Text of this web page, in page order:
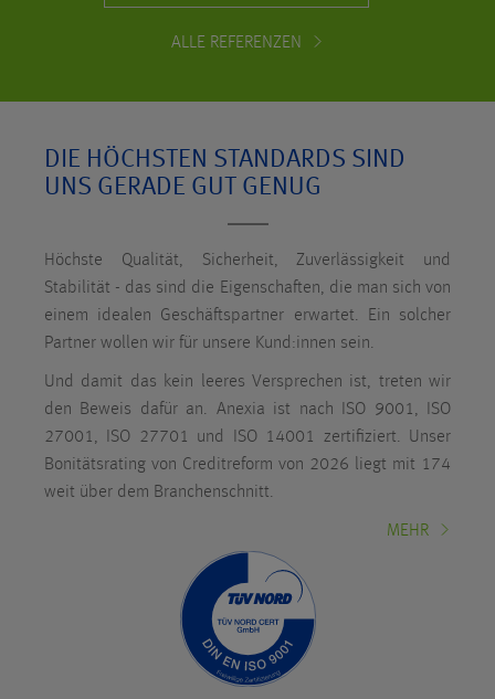
ALLE REFERENZEN
DIE HÖCHSTEN STANDARDS SIND
UNS GERADE GUT GENUG
Höchste Qualität, Sicherheit, Zuverlässigkeit und
Stabilität - das sind die Eigenschaften, die man sich von
einem idealen Geschäftspartner erwartet. Ein solcher
Partner wollen wir für unsere Kund:innen sein.
Und damit das kein leeres Versprechen ist, treten wir
den Beweis dafür an. Anexia ist nach ISO 9001, ISO
27001, ISO 27701 und ISO 14001 zertifiziert. Unser
Bonitätsrating von Creditreform von 2026 liegt mit 174
weit über dem Branchenschnitt.
MEHR